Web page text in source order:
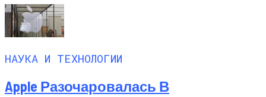
НАУКА И ТЕХНОЛОГИИ
Apple Разочаровалась В